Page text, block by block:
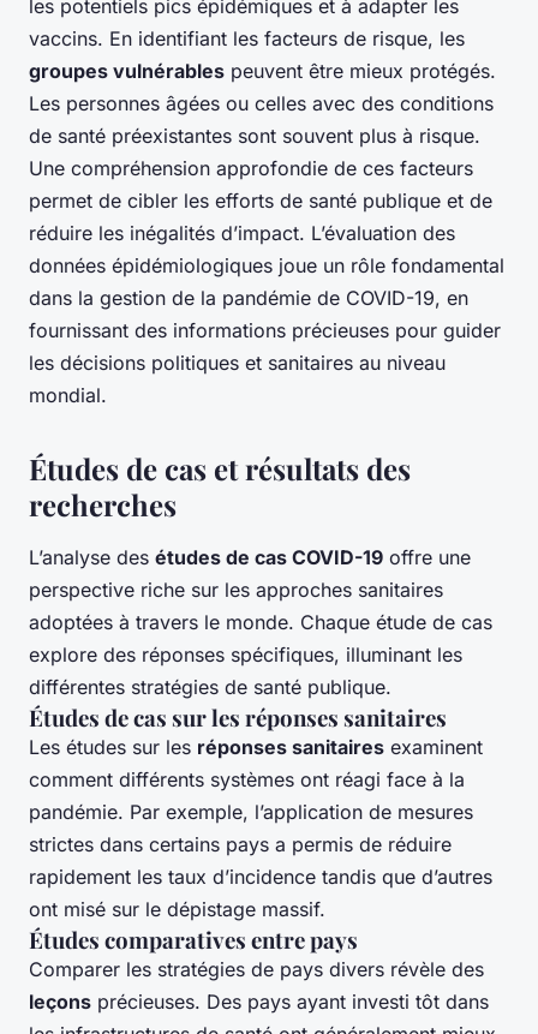
les potentiels pics épidémiques et à adapter les
vaccins. En identifiant les facteurs de risque, les
groupes vulnérables peuvent être mieux protégés.
Les personnes âgées ou celles avec des conditions
de santé préexistantes sont souvent plus à risque.
Une compréhension approfondie de ces facteurs
permet de cibler les efforts de santé publique et de
réduire les inégalités d’impact. L’évaluation des
données épidémiologiques joue un rôle fondamental
dans la gestion de la pandémie de COVID-19, en
fournissant des informations précieuses pour guider
les décisions politiques et sanitaires au niveau
mondial.
Études de cas et résultats des
recherches
L’analyse des études de cas COVID-19 offre une
perspective riche sur les approches sanitaires
adoptées à travers le monde. Chaque étude de cas
explore des réponses spécifiques, illuminant les
différentes stratégies de santé publique.
Études de cas sur les réponses sanitaires
Les études sur les réponses sanitaires examinent
comment différents systèmes ont réagi face à la
pandémie. Par exemple, l’application de mesures
strictes dans certains pays a permis de réduire
rapidement les taux d’incidence tandis que d’autres
ont misé sur le dépistage massif.
Études comparatives entre pays
Comparer les stratégies de pays divers révèle des
leçons précieuses. Des pays ayant investi tôt dans